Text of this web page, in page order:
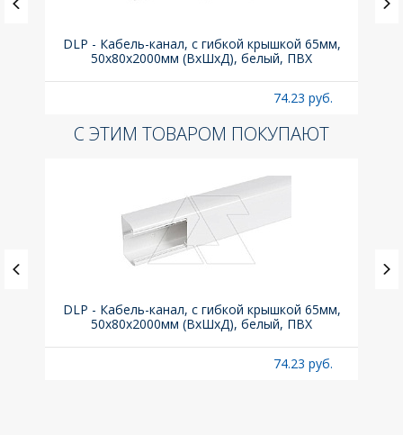
DLP - Кабель-канал, с гибкой крышкой 65мм,
50x80х2000мм (ВхШхД), белый, ПВХ
74.23 руб.
С ЭТИМ ТОВАРОМ ПОКУПАЮТ
DLP - Кабель-канал, с гибкой крышкой 65мм,
50x80х2000мм (ВхШхД), белый, ПВХ
74.23 руб.